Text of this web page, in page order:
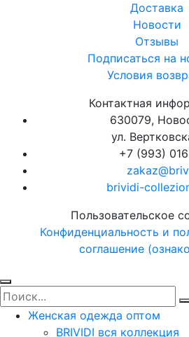
Доставка
Новости
Отзывы
Подписаться на
Условия
Контактная
630079,
ул.
+7 (993)
brividi-
Пользовательское
Конфиденциальность и
соглашение
Женская одежда оптом
BRIVIDI вся коллекция